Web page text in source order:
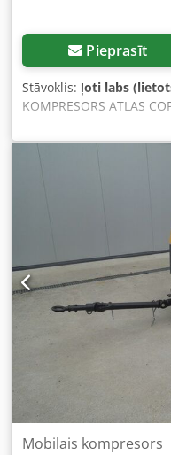
strāva: saskaņā ar
elektrisko shēmu Darba
uzraudzība: 4 bāri
°C Uzglabāšanas
mitrums: 10 % līdz 85 %
aizsardzības klase: IP54
IP20 Uzstādīšanas
ap iekārtu: 0,8 m Brīva
1,2 m Platums: 1500
217955 Izmēri: garums
augstums 215 cm /
217958 Izmēri: garums
augstums 220 cm / 430
SNDE118236 ZES 2163
Pieprasīt
Stāvoklis: ļoti labs
KOMPRESORS ATLAS
Dīzeļkompresors ATLAS
Tehniskie dati: - Ražība:
Bar; - Izgatavošanas
Dzinējs: KUBOTA -
pilnībā darba kārtībā.
PVN): 48 585 PLN
Mobilais kompresors